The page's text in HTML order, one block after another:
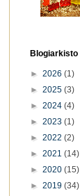
Blogiarkisto
► 2026 (1)
► 2025 (3)
► 2024 (4)
► 2023 (1)
► 2022 (2)
► 2021 (14)
► 2020 (15)
► 2019 (34)